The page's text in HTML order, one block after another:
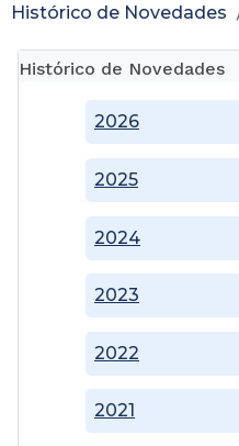
Histórico de Novedades
Histórico de Novedades
2021
2022
2023
2024
2025
2026